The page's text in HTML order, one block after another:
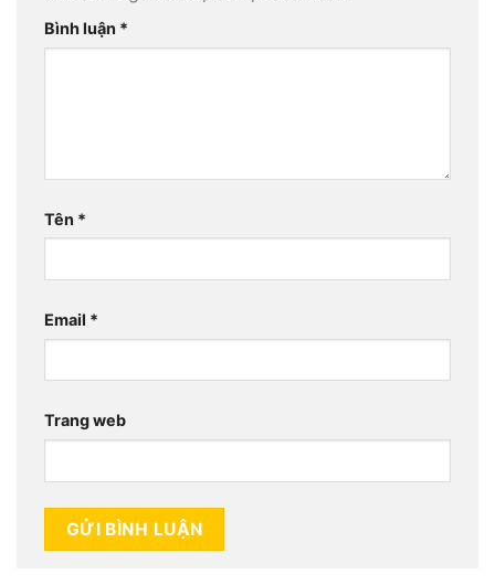
Bình luận *
Tên *
Email *
Trang web